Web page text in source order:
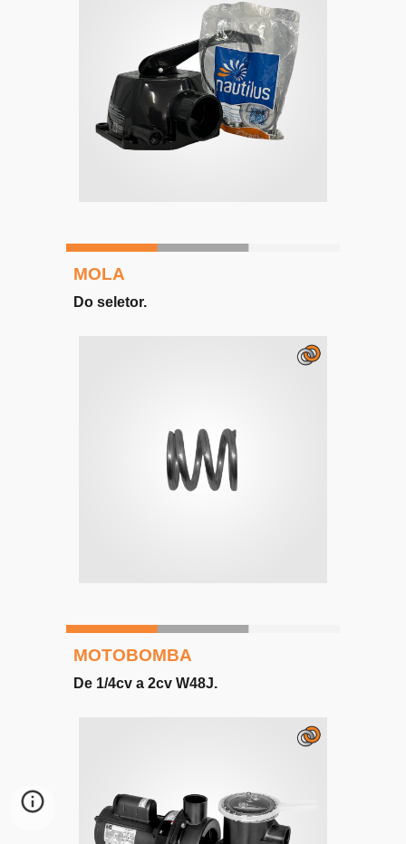
MOLA
Do seletor.
MOTOBOMBA
De 1/4cv a 2cv W48J.